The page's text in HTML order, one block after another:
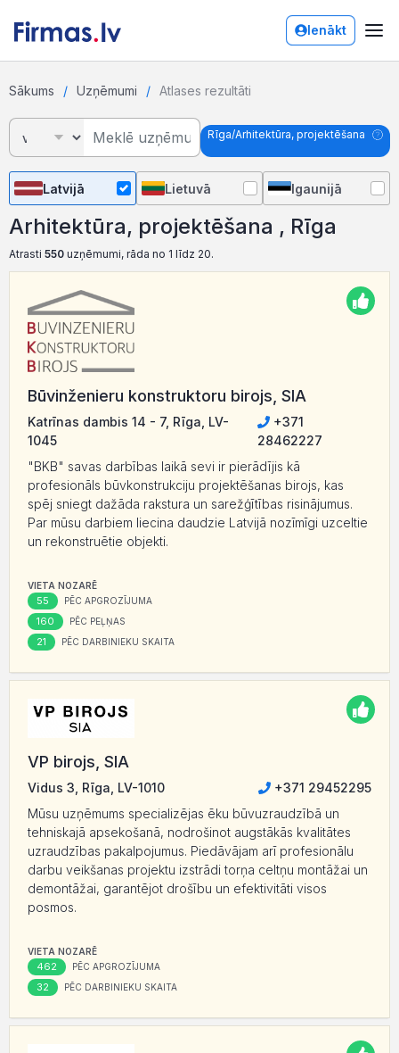
Ienākt
Sākums Uzņēmumi Atlases rezultāti
Rīga/Arhitektūra, projektēšana
Latvijā Lietuvā Igaunijā
Arhitektūra, projektēšana , Rīga
Atrasti 550 uzņēmumi, rāda no 1 līdz 20.
Būvinženieru konstruktoru birojs, SIA
Katrīnas dambis 14 - 7, Rīga, LV-
1045
+371
28462227
"BKB" savas darbības laikā sevi ir pierādījis kā
profesionāls būvkonstrukciju projektēšanas birojs, kas
spēj sniegt dažāda rakstura un sarežģītības risinājumus.
Par mūsu darbiem liecina daudzie Latvijā nozīmīgi uzceltie
un rekonstruētie objekti.
VIETA NOZARĒ
55 PĒC APGROZĪJUMA
160 PĒC PEĻŅAS
21 PĒC DARBINIEKU SKAITA
VP birojs, SIA
Vidus 3, Rīga, LV-1010
+371 29452295
Mūsu uzņēmums specializējas ēku būvuzraudzībā un
tehniskajā apsekošanā, nodrošinot augstākās kvalitātes
uzraudzības pakalpojumus. Piedāvājam arī profesionālu
darbu veikšanas projektu izstrādi torņa celtņu montāžai un
demontāžai, garantējot drošību un efektivitāti visos
posmos.
VIETA NOZARĒ
462 PĒC APGROZĪJUMA
32 PĒC DARBINIEKU SKAITA